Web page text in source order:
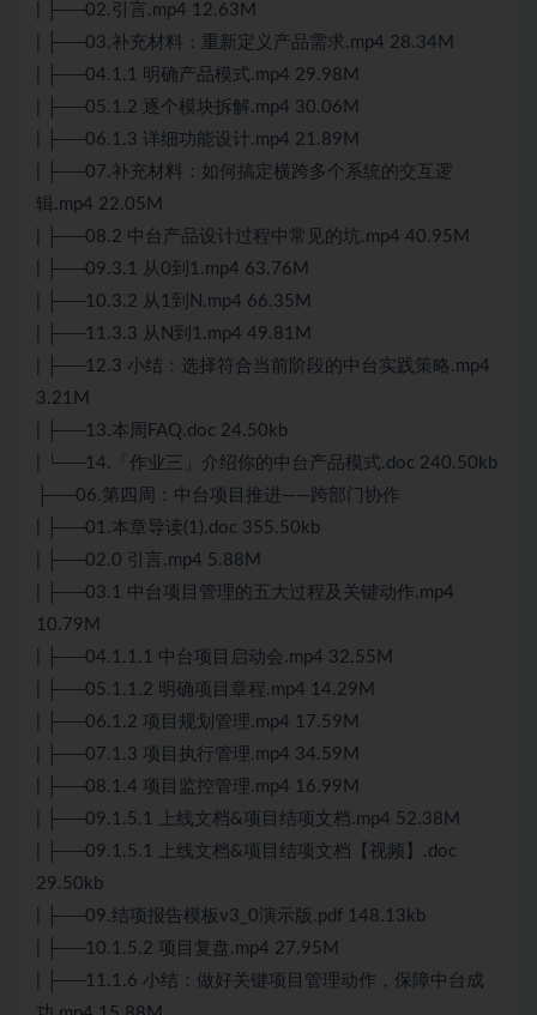
| ├──02.引言.mp4 12.63M
| ├──03.补充材料：重新定义产品需求.mp4 28.34M
| ├──04.1.1 明确产品模式.mp4 29.98M
| ├──05.1.2 逐个模块拆解.mp4 30.06M
| ├──06.1.3 详细功能设计.mp4 21.89M
| ├──07.补充材料：如何搞定横跨多个系统的交互逻
辑.mp4 22.05M
| ├──08.2 中台产品设计过程中常见的坑.mp4 40.95M
| ├──09.3.1 从0到1.mp4 63.76M
| ├──10.3.2 从1到N.mp4 66.35M
| ├──11.3.3 从N到1.mp4 49.81M
| ├──12.3 小结：选择符合当前阶段的中台实践策略.mp4
3.21M
| ├──13.本周FAQ.doc 24.50kb
| └──14.「作业三」介绍你的中台产品模式.doc 240.50kb
├──06.第四周：中台项目推进——跨部门协作
| ├──01.本章导读(1).doc 355.50kb
| ├──02.0 引言.mp4 5.88M
| ├──03.1 中台项目管理的五大过程及关键动作.mp4
10.79M
| ├──04.1.1.1 中台项目启动会.mp4 32.55M
| ├──05.1.1.2 明确项目章程.mp4 14.29M
| ├──06.1.2 项目规划管理.mp4 17.59M
| ├──07.1.3 项目执行管理.mp4 34.59M
| ├──08.1.4 项目监控管理.mp4 16.99M
| ├──09.1.5.1 上线文档&项目结项文档.mp4 52.38M
| ├──09.1.5.1 上线文档&项目结项文档【视频】.doc
29.50kb
| ├──09.结项报告模板v3_0演示版.pdf 148.13kb
| ├──10.1.5.2 项目复盘.mp4 27.95M
| ├──11.1.6 小结：做好关键项目管理动作，保障中台成